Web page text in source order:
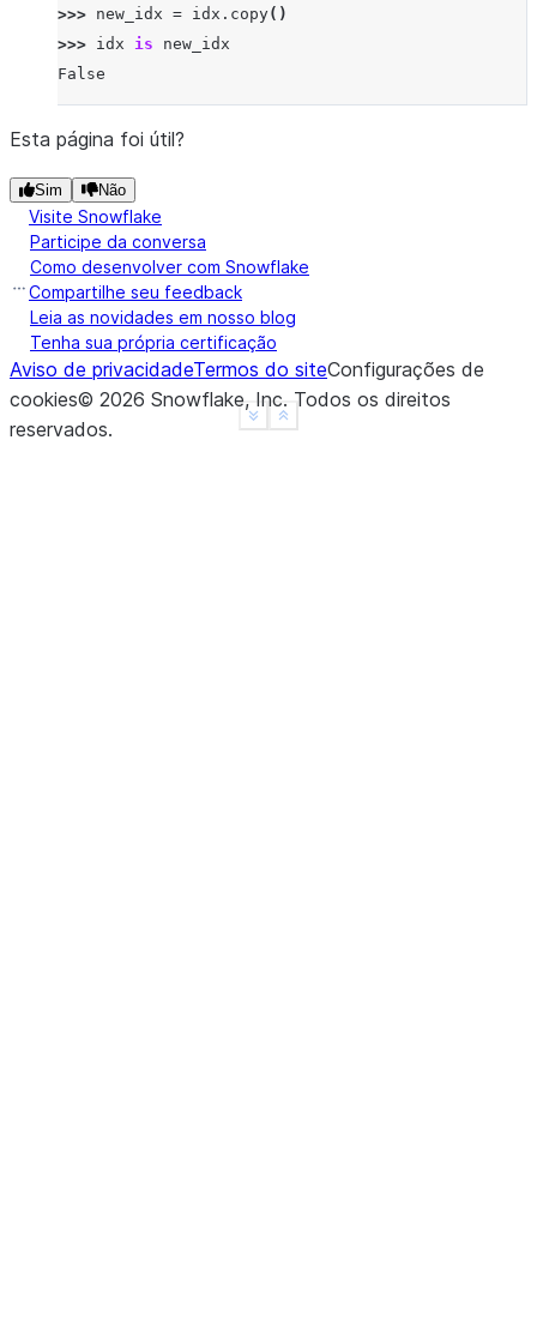
>>> new_idx = idx . copy()
>>> idx is
new_idx
False
Show less
See more
Esta página foi útil?
Sim Não
Visite Snowflake
Participe da conversa
Como desenvolver com Snowflake
Compartilhe seu feedback
Leia as novidades em nosso blog
Tenha sua própria certificação
Aviso de privacidadeTermos do siteConfigurações de
cookies© 2026 Snowflake, Inc. Todos os direitos
reservados.